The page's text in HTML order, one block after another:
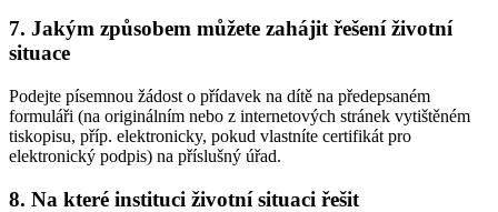
7. Jakým způsobem můžete zahájit řešení životní
situace
Podejte písemnou žádost o přídavek na dítě na předepsaném
formuláři (na originálním nebo z internetových stránek vytištěném
tiskopisu, příp. elektronicky, pokud vlastníte certifikát pro
elektronický podpis) na příslušný úřad.
8. Na které instituci životní situaci řešit